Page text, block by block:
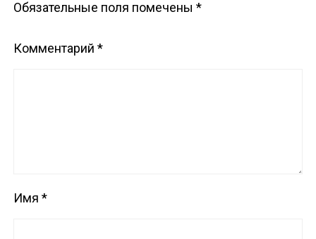
Обязательные поля помечены*
Комментарий*
Имя*